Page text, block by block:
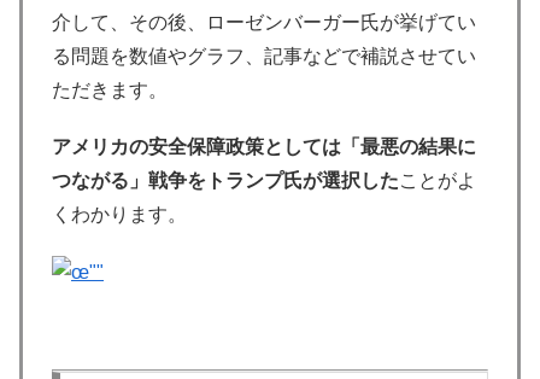
介して、その後、ローゼンバーガー氏が挙げてい
る問題を数値やグラフ、記事などで補説させてい
ただきます。
アメリカの安全保障政策としては「最悪の結果に
つながる」戦争をトランプ氏が選択したことがよ
くわかります。